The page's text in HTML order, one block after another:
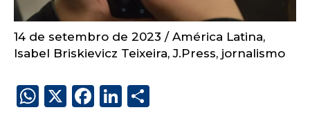
14 de setembro de 2023 / América Latina,
Isabel Briskievicz Teixeira,J.Press, jornalismo
W X
F
Li